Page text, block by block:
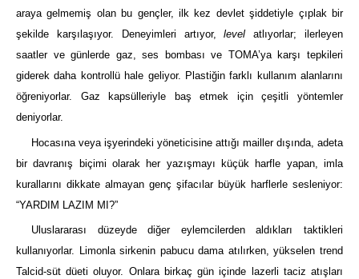
araya gelmemiş olan bu gençler, ilk kez devlet şiddetiyle çıplak bir
şekilde karşılaşıyor. Deneyimleri artıyor,level atlıyorlar; ilerleyen
saatler ve günlerde gaz, ses bombası ve TOMA’ya karşı tepkileri
giderek daha kontrollü hale geliyor. Plastiğin farklı kullanım alanlarını
öğreniyorlar. Gaz kapsülleriyle baş etmek için çeşitli yöntemler
deniyorlar.
Hocasına veya işyerindeki yöneticisine attığı mailler dışında, adeta
bir davranış biçimi olarak her yazışmayı küçük harfle yapan, imla
kurallarını dikkate almayan genç şifacılar büyük harflerle sesleniyor:
“YARDIM LAZIM MI?”
Uluslararası düzeyde diğer eylemcilerden aldıkları taktikleri
kullanıyorlar. Limonla sirkenin pabucu dama atılırken, yükselen trend
Talcid-süt düeti oluyor. Onlara birkaç gün içinde lazerli taciz atışları